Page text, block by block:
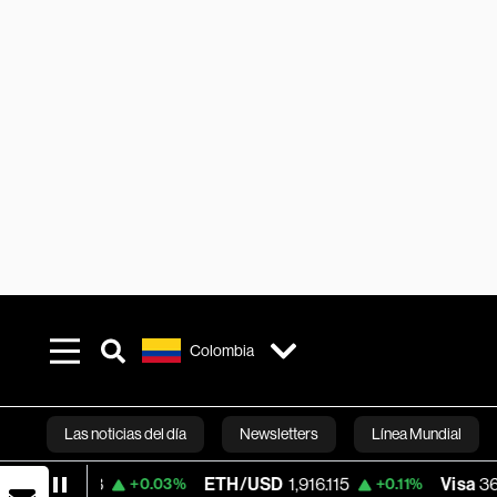
Colombia
Las noticias del día Newsletters Línea Mundial
Bloomberg
ETH/USD 1,916.115 +0.11% Visa 362.50 -2.15%